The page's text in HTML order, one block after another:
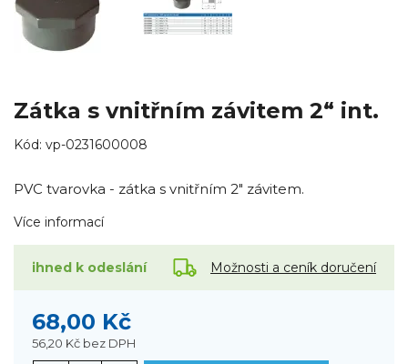
Zátka s vnitřním závitem 2“ int.
Kód: vp-0231600008
PVC tvarovka - zátka s vnitřním 2" závitem.
Více informací
ihned k odeslání Možnosti a ceník doručení
68,00 Kč
56,20 Kč bez DPH